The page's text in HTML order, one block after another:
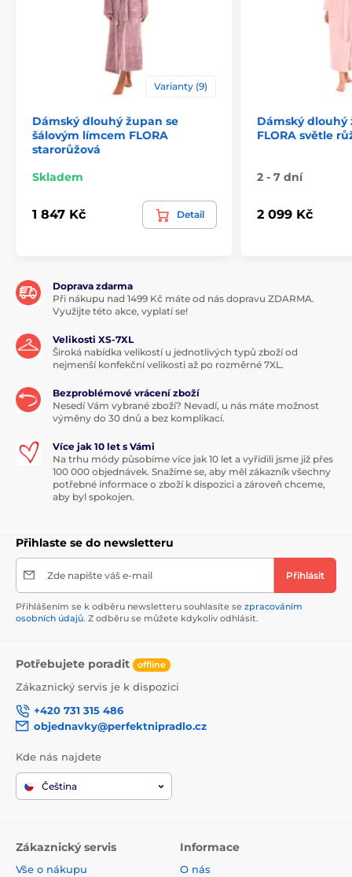
Varianty (9)
Dámský dlouhý župan se
šálovým límcem FLORA
starorůžová
Skladem
1 847 Kč Detail
Dámský dlouhý
FLORA světle
2 - 7 dní
2 099 Kč
Doprava zdarma
Při nákupu nad 1499 Kč máte od nás dopravu ZDARMA.
Využijte této akce, vyplatí se!
Velikosti XS-7XL
Široká nabídka velikostí u jednotlivých typů zboží od
nejmenší konfekční velikosti až po rozměrné 7XL.
Bezproblémové vrácení zboží
Nesedí Vám vybrané zboží? Nevadí, u nás máte možnost
výměny do 30 dnů a bez komplikací.
Více jak 10 let s Vámi
Na trhu módy působíme více jak 10 let a vyřídili jsme již přes
100 000 objednávek. Snažíme se, aby měl zákazník všechny
potřebné informace o zboží k dispozici a zároveň chceme,
aby byl spokojen.
Přihlaste se do newsletteru
Zde napište váš e-mail Přihlásit
Přihlášením se k odběru newsletteru souhlasíte se zpracováním
osobních údajů. Z odběru se můžete kdykoliv odhlásit.
Potřebujete poradit offline
Zákaznický servis je k dispozici
+420 731 315 486
objednavky@perfektnipradlo.cz
Kde nás najdete
Čeština
Zákaznický servis
Vše o nákupu
Informace
O nás